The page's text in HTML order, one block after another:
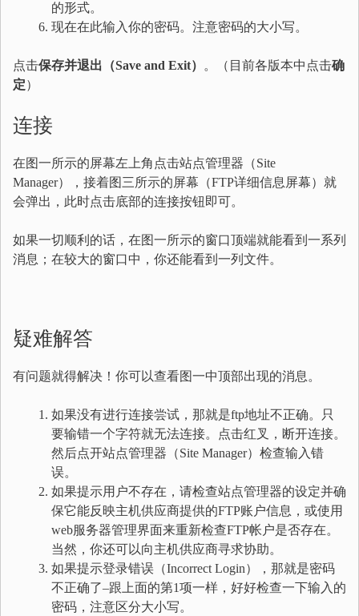
的形式。
现在在此输入你的密码。注意密码的大小写。
点击保存并退出（Save and Exit） 。（目前各版本中点击确
定）
连接
在图一所示的屏幕左上角点击站点管理器（Site
Manager），接着图三所示的屏幕（FTP详细信息屏幕）就
会弹出，此时点击底部的连接按钮即可。
如果一切顺利的话，在图一所示的窗口顶端就能看到一系列
消息；在较大的窗口中，你还能看到一列文件。
疑难解答
有问题就得解决！你可以查看图一中顶部出现的消息。
如果没有进行连接尝试，那就是ftp地址不正确。只
要输错一个字符就无法连接。点击红叉，断开连接。
然后点开站点管理器（Site Manager）检查输入错
误。
如果提示用户不存在，请检查站点管理器的设定并确
保它能反映主机供应商提供的FTP账户信息，或使用
web服务器管理界面来重新检查FTP帐户是否存在。
当然，你还可以向主机供应商寻求协助。
如果提示登录错误（Incorrect Login），那就是密码
不正确了–跟上面的第1项一样，好好检查一下输入的
密码，注意区分大小写。